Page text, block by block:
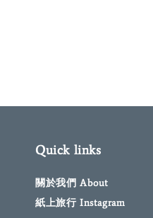
Quick links
關於我們 About
紙上旅行 Instagram